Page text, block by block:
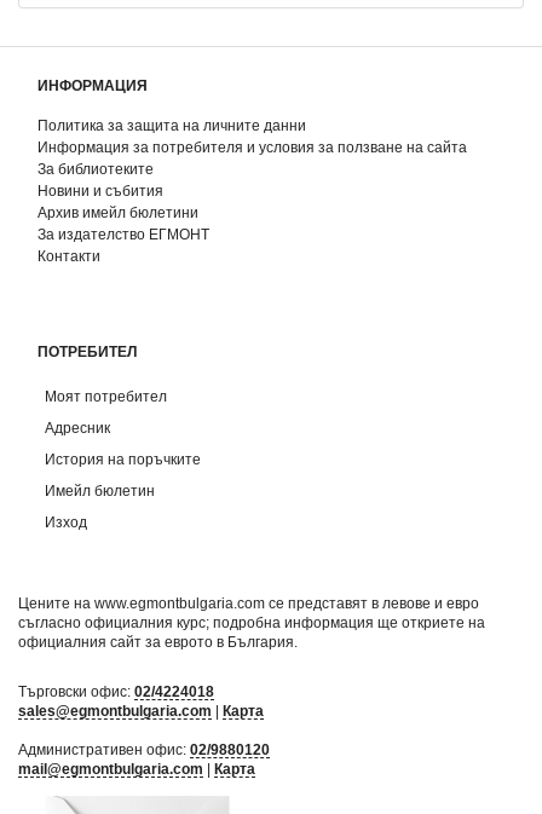
ИНФОРМАЦИЯ
Политика за защита на личните данни
Информация за потребителя и условия за ползване на сайта
За библиотеките
Новини и събития
Архив имейл бюлетини
За издателство ЕГМОНТ
Контакти
ПОТРЕБИТЕЛ
Моят потребител
Адресник
История на поръчките
Имейл бюлетин
Изход
Цените на www.egmontbulgaria.com се представят в левове и евро
съгласно официалния курс; подробна информация ще откриете на
официалния сайт за еврото в България
Търговски офис: 02/4224018
sales@egmontbulgaria.com
Карта
Административен офис: 02/9880120
mail@egmontbulgaria.com
Карта